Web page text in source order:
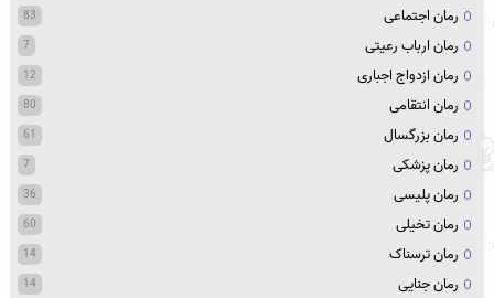
رمان اجتماعی 83
رمان ارباب رعیتی 7
رمان ازدواج اجباری 12
رمان انتقامی 80
رمان بزرگسال 61
رمان پزشکی 7
رمان پلیسی 36
رمان تخیلی 60
رمان ترسناک 14
رمان جنایی 14